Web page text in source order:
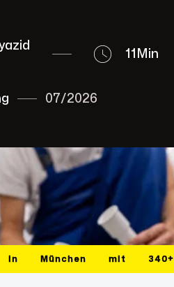
11 Min
07/2026
in München mit 340+